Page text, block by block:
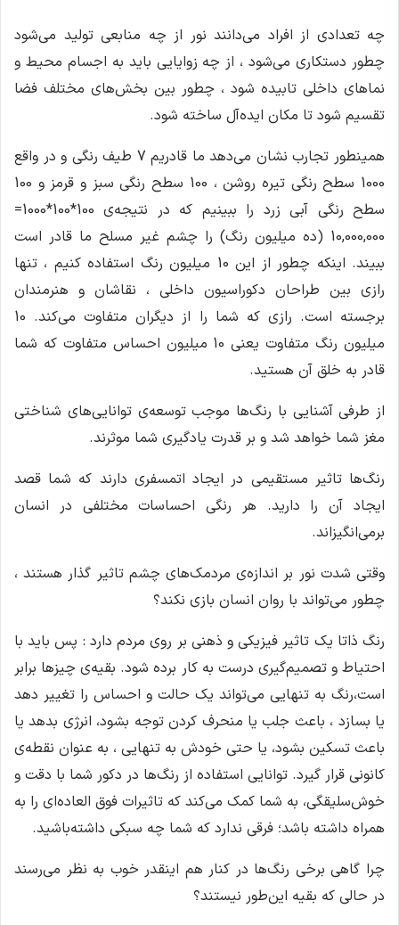
چه تعدادی از افراد می‌دانند نور از چه منابعی تولید می‌شود
چطور دستکاری می‌شود ، از چه زوایایی باید به اجسام محیط و
نماهای داخلی تابیده شود ، چطور بین بخش‌های مختلف فضا
تقسیم شود تا مکان ایده‌آل ساخته شود.
همینطور تجارب نشان می‌دهد ما قادریم 7 طیف رنگی و در واقع
1000 سطح رنگی تیره روشن ، 100 سطح رنگی سبز و قرمز و 100
سطح رنگی آبی زرد را ببینیم که در نتیجه‌ی 100*100*1000=
10,000,000 (ده میلیون رنگ) را چشم غیر مسلح ما قادر است
ببیند. اینکه چطور از این 10 میلیون رنگ استفاده کنیم ، تنها
رازی بین طراحان دکوراسیون داخلی ، نقاشان و هنرمندان
برجسته است. رازی که شما را از دیگران متفاوت می‌کند. 10
میلیون رنگ متفاوت یعنی 10 میلیون احساس متفاوت که شما
قادر به خلق آن هستید.
از طرفی آشنایی با رنگ‌ها موجب توسعه‌ی توانایی‌های شناختی
مغز شما خواهد شد و بر قدرت یادگیری شما موثرند.
رنگ‌ها تاثیر مستقیمی در ایجاد اتمسفری دارند که شما قصد
ایجاد آن را دارید. هر رنگی احساسات مختلفی در انسان
برمی‌انگیزاند.
وقتی شدت نور بر اندازه‌ی مردمک‌های چشم تاثیر گذار هستند ،
چطور می‌تواند با روان انسان بازی نکند؟
رنگ ذاتا یک تاثیر فیزیکی و ذهنی بر روی مردم دارد : پس باید با
احتیاط و تصمیم‌گیری درست به کار برده شود. بقیه‌ی چیزها برابر
است،رنگ به تنهایی می‌تواند یک حالت و احساس را تغییر دهد
یا بسازد ، باعث جلب یا منحرف کردن توجه بشود، انرژی بدهد یا
باعث تسکین بشود، یا حتی خودش به تنهایی ، به عنوان نقطه‌ی
کانونی قرار گیرد. توانایی استفاده از رنگ‌ها در دکور شما با دقت و
خوش‌سلیقگی، به شما کمک می‌کند که تاثیرات فوق العاده‌ای را به
همراه داشته باشد؛ فرقی ندارد که شما چه سبکی داشته‌باشید.
چرا گاهی برخی رنگ‌ها در کنار هم اینقدر خوب به نظر می‌رسند
در حالی که بقیه این‌طور نیستند؟